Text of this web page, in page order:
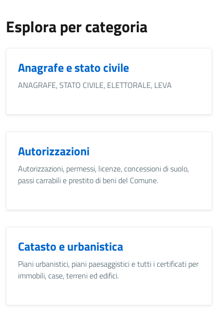
Esplora per categoria
Anagrafe e stato civile
ANAGRAFE, STATO CIVILE, ELETTORALE, LEVA
Autorizzazioni
Autorizzazioni, permessi, licenze, concessioni di suolo,
passi carrabili e prestito di beni del Comune.
Catasto e urbanistica
Piani urbanistici, piani paesaggistici e tutti i certificati per
immobili, case, terreni ed edifici.